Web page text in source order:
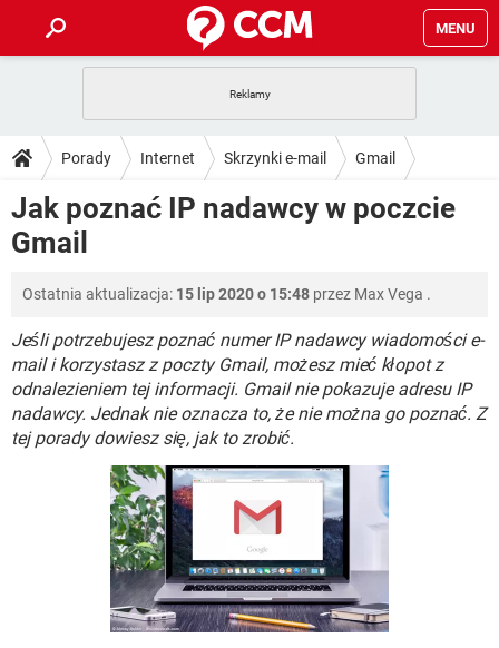
MENU
GRY WHATSAPP
SPOTIFY NETFLIX
INSTAGRAM
PORADY
PlayStation
GRY WHATSAPP
INSTAGRAM FACEBOOK
WINDOWS 10
DO POBRANIA
ANDROID
INSTAGRAM FACEBOOK
WINDOWS 10
FORUM
COVID-19 TIKTOK
GRY WHATSAPP
SPOTIFY NETFLIX
INSTAGRAM FACEBOOK
WINDOWS 10
COVID-19 TIKTOK
GRY WHATSAPP
SPOTIFY NETFLIX
FACEBOOK
Porady Internet Skrzynki e-mail Gmail
Jak poznać IP nadawcy w poczcie
Gmail
Ostatnia aktualizacja: 15 lip 2020 o 15:48 przez Max Vega .
Jeśli potrzebujesz poznać numer IP nadawcy wiadomości e-
mail i korzystasz z poczty Gmail, możesz mieć kłopot z
odnalezieniem tej informacji. Gmail nie pokazuje adresu IP
nadawcy. Jednak nie oznacza to, że nie można go poznać. Z
tej porady dowiesz się, jak to zrobić.